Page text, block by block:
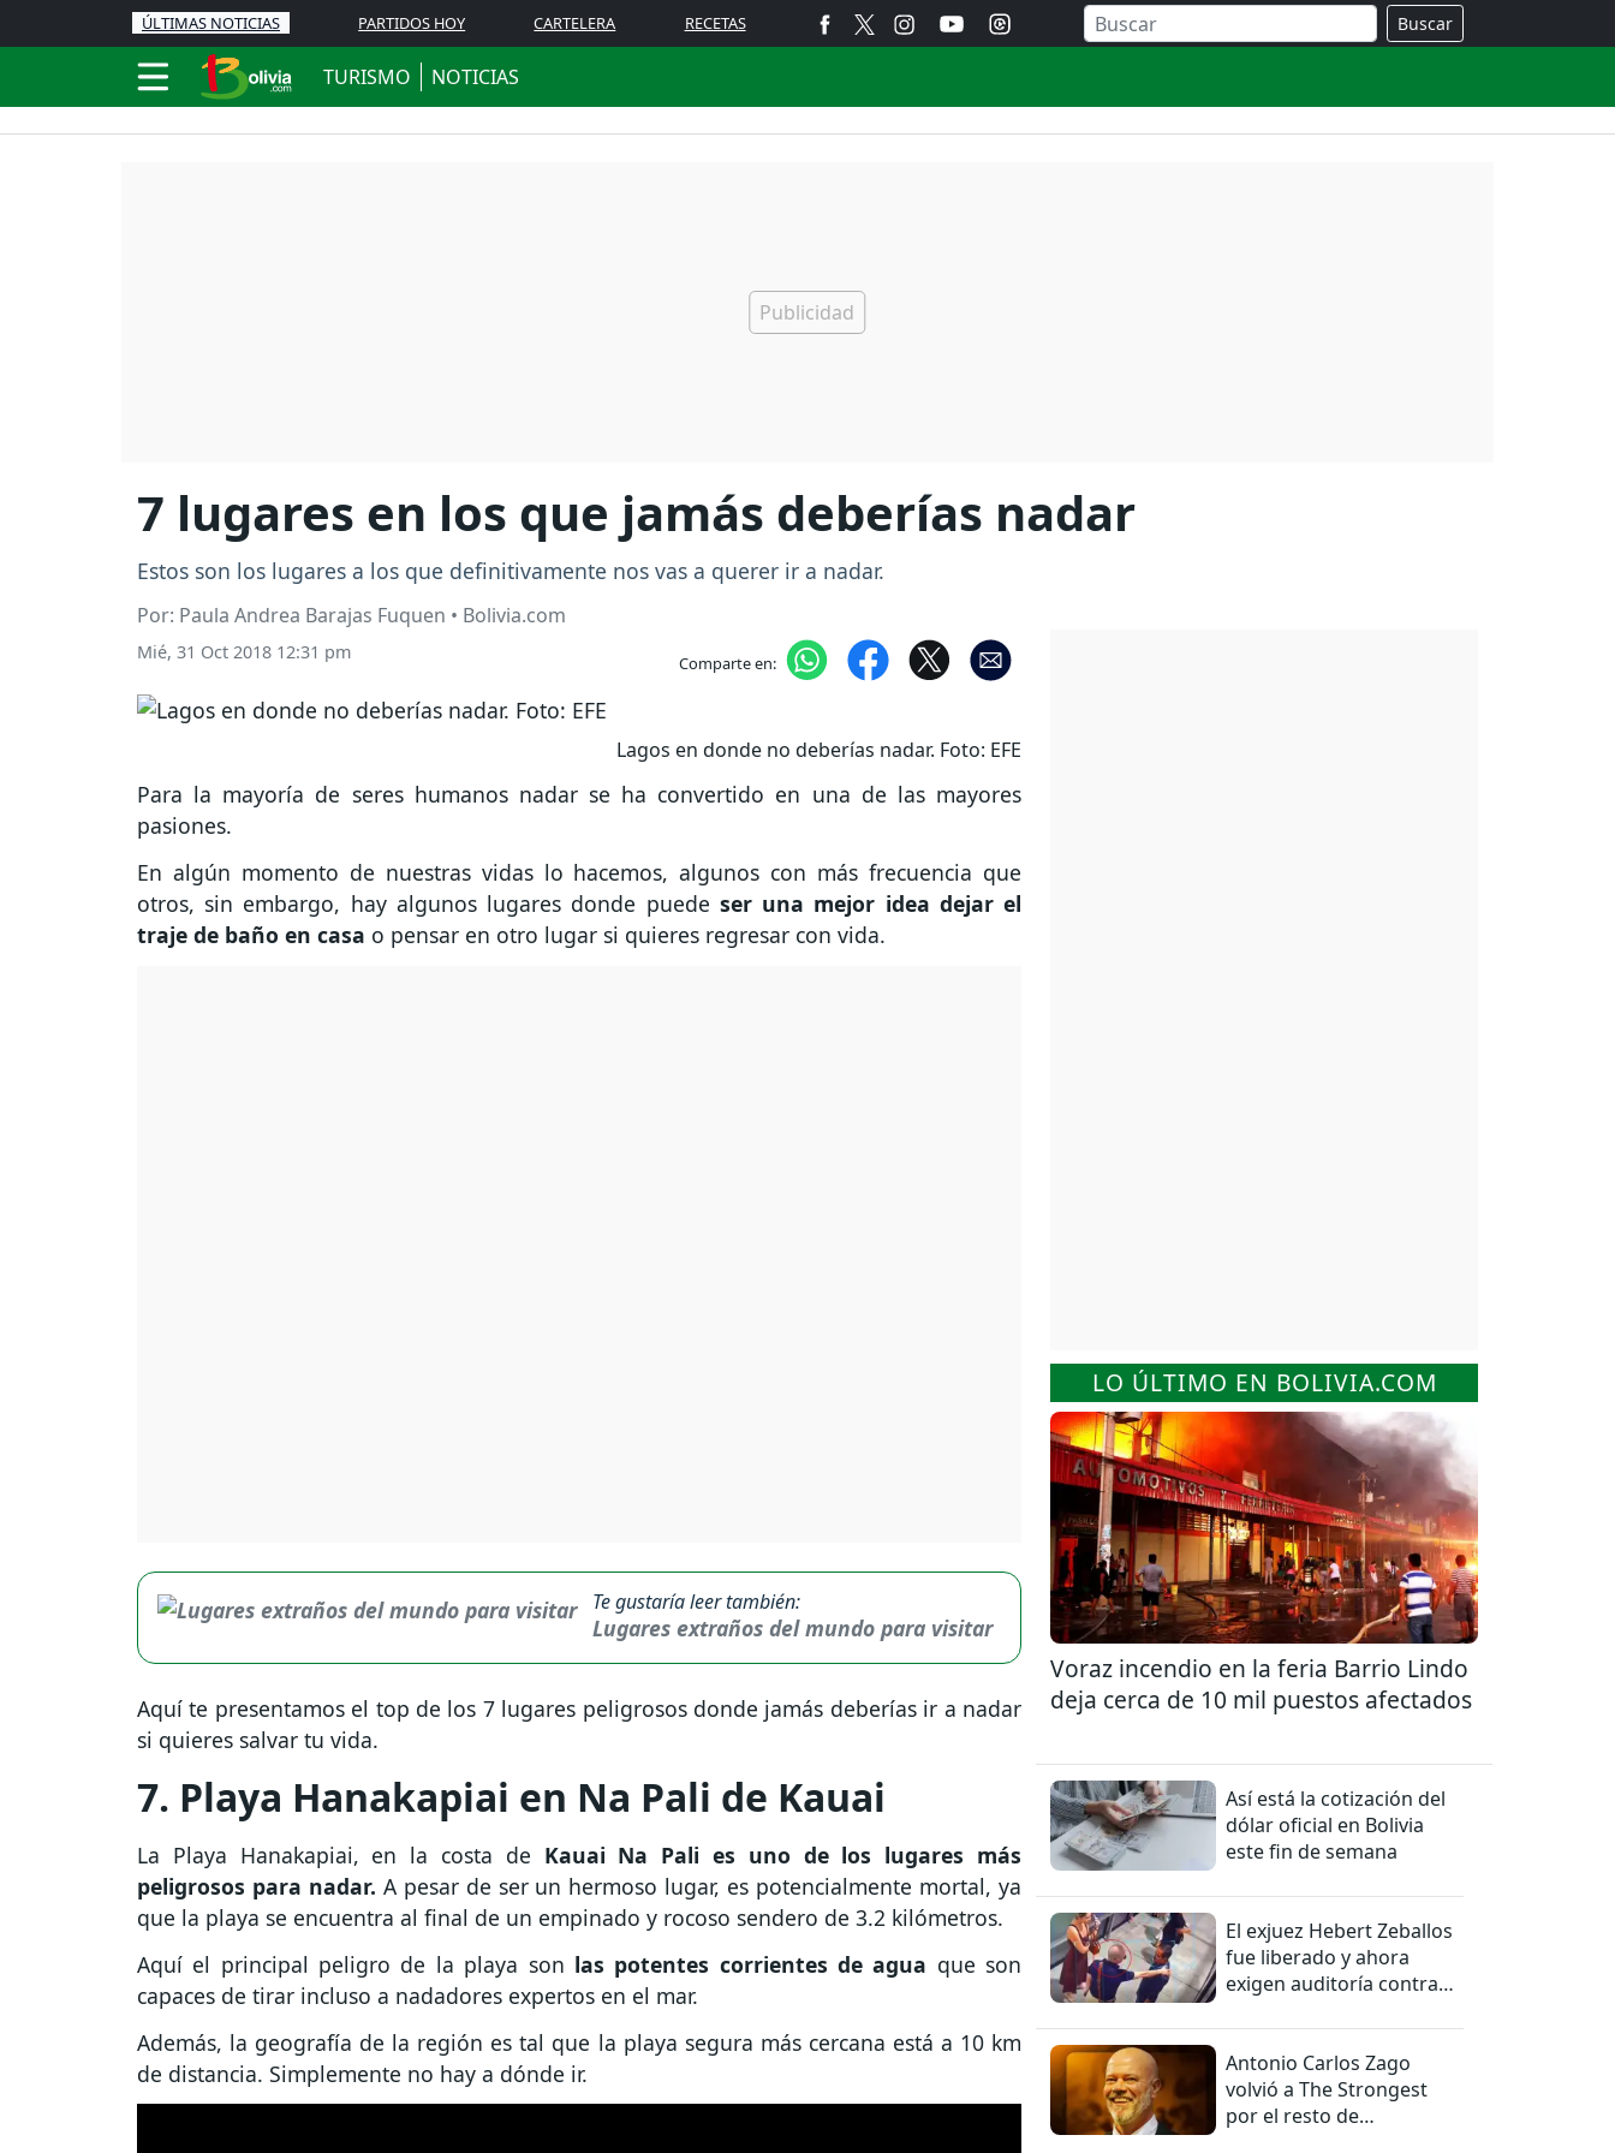
ÚLTIMAS NOTICIAS PARTIDOS HOY CARTELERA RECETAS Buscar
TURISMO NOTICIAS
7 lugares en los que jamás deberías nadar
Estos son los lugares a los que definitivamente nos vas a querer ir a nadar.
Por: Paula Andrea Barajas Fuquen • Bolivia.com
Mié, 31 Oct 2018 12:31 pm Comparte en:
Lagos en donde no deberías nadar. Foto: EFE
Para la mayoría de seres humanos nadar se ha convertido en una de las mayores
pasiones.
En algún momento de nuestras vidas lo hacemos, algunos con más frecuencia que
otros, sin embargo, hay algunos lugares donde puede ser una mejor idea dejar el
traje de baño en casa o pensar en otro lugar si quieres regresar con vida.
Te gustaría leer también:
Lugares extraños del mundo para visitar
Aquí te presentamos el top de los 7 lugares peligrosos donde jamás deberías ir a nadar
si quieres salvar tu vida.
7. Playa Hanakapiai en Na Pali de Kauai
La Playa Hanakapiai, en la costa de Kauai Na Pali es uno de los lugares más
peligrosos para nadar. A pesar de ser un hermoso lugar, es potencialmente mortal, ya
que la playa se encuentra al final de un empinado y rocoso sendero de 3.2 kilómetros.
Aquí el principal peligro de la playa son las potentes corrientes de agua que son
capaces de tirar incluso a nadadores expertos en el mar.
Además, la geografía de la región es tal que la playa segura más cercana está a 10 km
de distancia. Simplemente no hay a dónde ir.
LO ÚLTIMO EN BOLIVIA.COM
Voraz incendio en la feria Barrio Lindo
deja cerca de 10 mil puestos afectados
Así está la cotización del
dólar oficial en Bolivia
este fin de semana
El exjuez Hebert Zeballos
fue liberado y ahora
exigen auditoría contra
Antonio Carlos Zago
volvió a The Strongest
por el resto de